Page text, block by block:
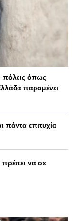
πόλεις όπως
παραμένει
πάντα επιτυχία
πρέπει να σε